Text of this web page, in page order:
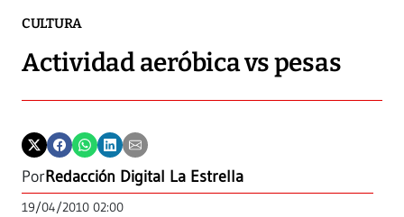
CULTURA
Actividad aeróbica vs pesas
PorRedacción Digital La Estrella
19/04/2010 02:00